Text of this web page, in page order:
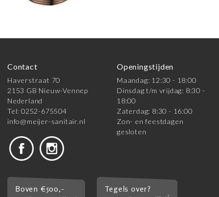
Contact
Haverstraat 70
2153 GB Nieuw-Vennep
Nederland
Tel: 0252-675504
info@meijer-sanitair.nl
Openingstijden
Maandag: 12:30 - 18:00
Dinsdag t/m vrijdag: 8:30 -
18:00
Zaterdag: 8:30 - 16:00
Zon- en feestdagen
gesloten
Boven €500,- Tegels over?